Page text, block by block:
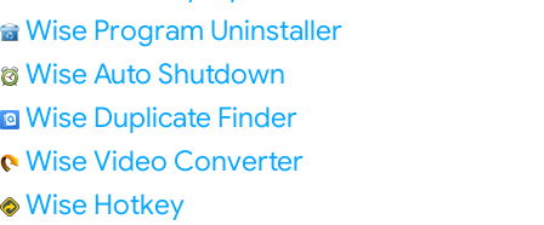
Wise Program Uninstaller
Wise Auto Shutdown
Wise Duplicate Finder
Wise Video Converter
Wise Hotkey